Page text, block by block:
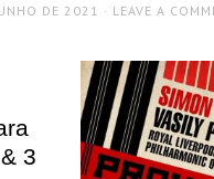
DE 2021 LEAVE A
3